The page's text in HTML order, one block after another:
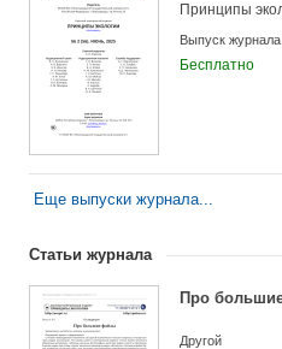
Принципы
Выпуск журнала
Бесплатно
Еще выпуски журнала...
Статьи журнала
Про
Другой